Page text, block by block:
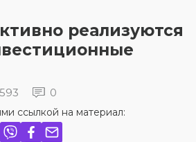
реализуются
593 0
ссылкой на материал: